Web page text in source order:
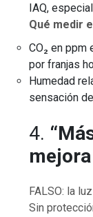
IAQ,
Qué medir
CO₂ en
por franjas
Humedad
sensación
4.
FALSO: la
Sin